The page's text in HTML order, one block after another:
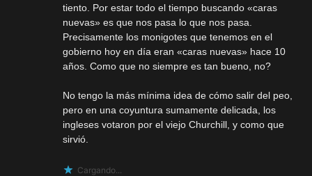
tiento. Por estar todo el tiempo buscando «caras
nuevas» es que nos pasa lo que nos pasa.
Precisamente los monigotes que tenemos en el
gobierno hoy en día eran «caras nuevas» hace 10
años. Como que no siempre es tan bueno, no?
No tengo la más mínima idea de cómo salir del peo,
pero en una coyuntura sumamente delicada, los
ingleses votaron por el viejo Churchill, y como que
sirvió.
Cargando...